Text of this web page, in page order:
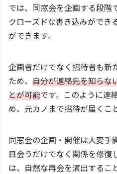
では、同窓会を企画する段階
クローズドな書き込みができ
ができます。
企画者だけでなく招待者も新
ため、 自分が連絡先を知らな
とが可能です。このように連
め、元カノまで招待が届くこ
同窓会の企画・開催は大変手
目会うだけでなく関係を修復
は、自然な再会を演出するこ